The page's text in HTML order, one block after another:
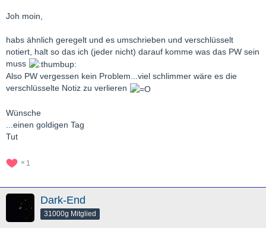
Joh moin,
habs ähnlich geregelt und es umschrieben und verschlüsselt
notiert, halt so das ich (jeder nicht) darauf komme was das PW sein
muss
Also PW vergessen kein Problem...viel schlimmer wäre es die
verschlüsselte Notiz zu verlieren
Wünsche
...einen goldigen Tag
Tut
1
Dark-End
31000g Mitglied